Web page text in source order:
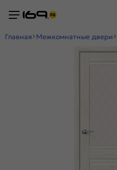
Главная Межкомнатные двери